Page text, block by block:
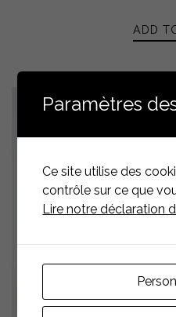
ADD
Paramètres
Ce site utilise des
contrôle sur ce que
Lire notre déclaration